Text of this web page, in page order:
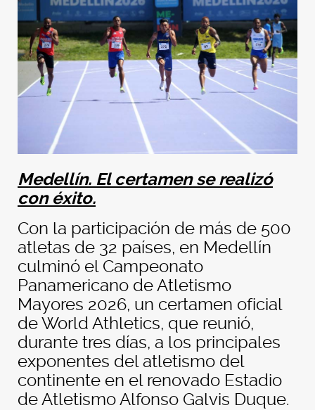
Medellín. El certamen se realizó
con éxito.
Con la participación de más de 500
atletas de 32 países, en Medellín
culminó el Campeonato
Panamericano de Atletismo
Mayores 2026, un certamen oficial
de World Athletics, que reunió,
durante tres días, a los principales
exponentes del atletismo del
continente en el renovado Estadio
de Atletismo Alfonso Galvis Duque.